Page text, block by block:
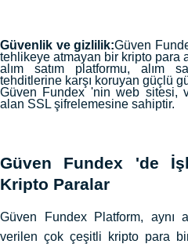
Güvenlik ve gizlilik:Güven
tehlikeye atmayan bir kripto para
alım satım platformu, alım
tehditlerine karşı koruyan güçlü
Güven Fundex 'nin web sitesi,
alan SSL şifrelemesine sahiptir.
Güven Fundex 'de
Kripto Paralar
Güven Fundex Platform, aynı
verilen çok çeşitli kripto para